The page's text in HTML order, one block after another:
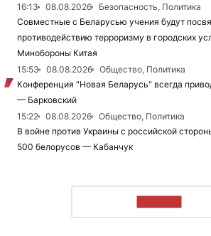
16:13
08.08.2026
Безопасность, Политика
Совместные с Беларусью учения будут
противодействию терроризму в городских
Минобороны Китая
15:53
08.08.2026
Общество, Политика
Конференция "Новая Беларусь" всегда
— Барковский
15:22
08.08.2026
Общество, Политика
В войне против Украины с российской
500 белорусов — Кабанчук